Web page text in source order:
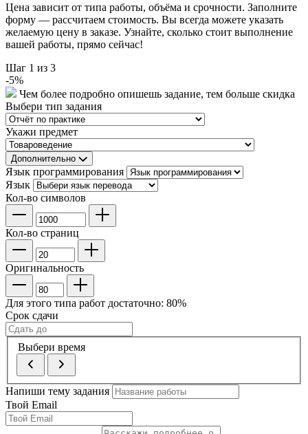
Цена зависит от типа работы, объёма и срочности. Заполните
форму — рассчитаем стоимость. Вы всегда можете указать
желаемую цену в заказе. Узнайте, сколько стоит выполнение
вашей работы, прямо сейчас!
Шаг 1 из 3
-5%
Чем более подробно опишешь задание, тем больше скидка
Выбери тип задания
Укажи предмет
Дополнительно
Язык программирования
Язык
Кол-во символов
Кол-во страниц
Оригинальность
Для этого типа работ достаточно: 80%
Срок сдачи
Выбери время
Напиши тему задания
Твой Email